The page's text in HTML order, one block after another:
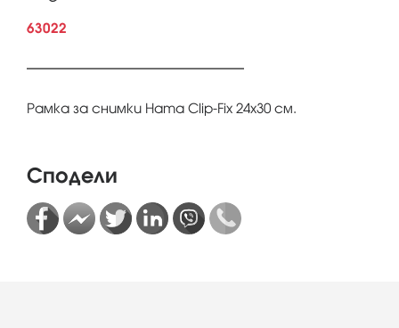
63022
Рамка за снимки Hama Clip-Fix 24х30 см.
Сподели